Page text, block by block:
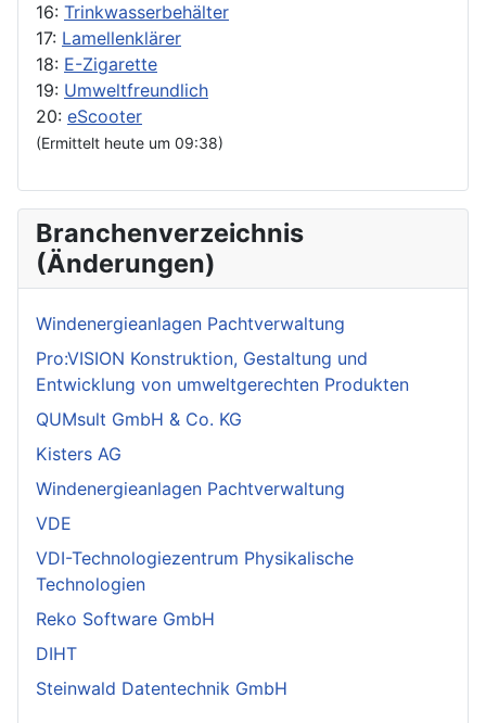
16: Trinkwasserbehälter
17: Lamellenklärer
18: E-Zigarette
19: Umweltfreundlich
20: eScooter
(Ermittelt heute um 09:38)
Branchenverzeichnis
(Änderungen)
Windenergieanlagen Pachtverwaltung
Pro:VISION Konstruktion, Gestaltung und
Entwicklung von umweltgerechten Produkten
QUMsult GmbH & Co. KG
Kisters AG
Windenergieanlagen Pachtverwaltung
VDE
VDI-Technologiezentrum Physikalische
Technologien
Reko Software GmbH
DIHT
Steinwald Datentechnik GmbH